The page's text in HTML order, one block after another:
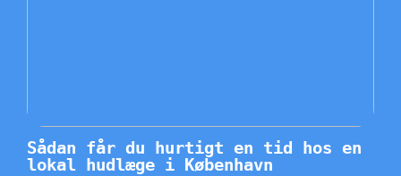
Sådan får du hurtigt en tid hos en
lokal hudlæge i København